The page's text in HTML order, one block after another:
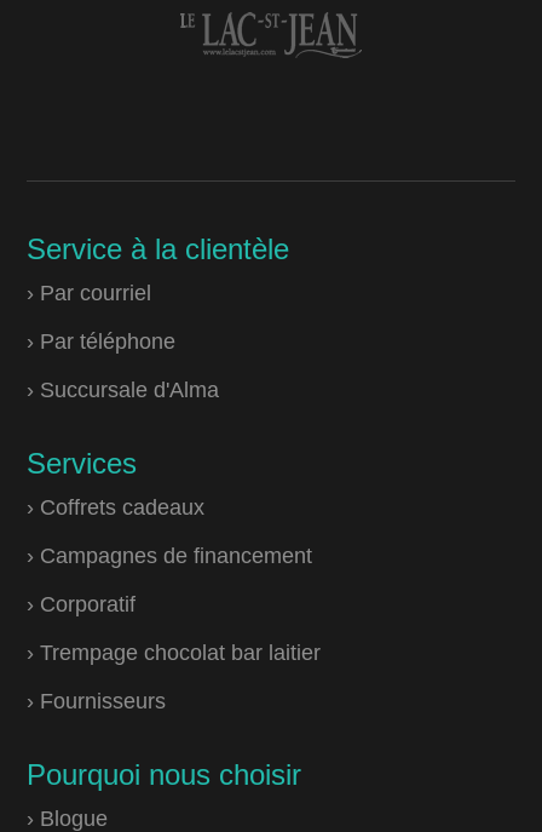
Service à la clientèle
› Par courriel
› Par téléphone
› Succursale d'Alma
Services
› Coffrets cadeaux
› Campagnes de financement
› Corporatif
› Trempage chocolat bar laitier
› Fournisseurs
Pourquoi nous choisir
› Blogue